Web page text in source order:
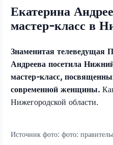
Екатерина
мастер-класс в
Знаменитая телеведущая
Андреева посетила
мастер-класс,
современной женщины.
Нижегородской области.
Источник фото: фото: